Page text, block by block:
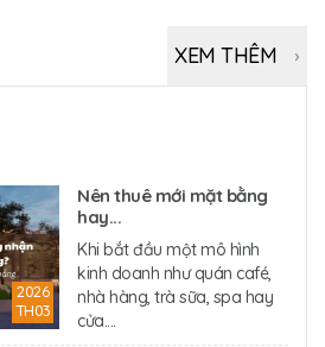
XEM THÊM
2026
TH03
Nên thuê mới mặt bằng
hay...
Khi bắt đầu một mô hình
kinh doanh như quán café,
nhà hàng, trà sữa, spa hay
cửa....